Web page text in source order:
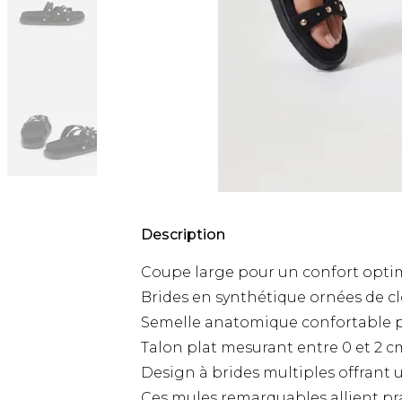
Description
Coupe large pour un confort
Brides en synthétique ornées de
Semelle anatomique confortable
Talon plat mesurant entre 0 et 2
Design à brides multiples offrant